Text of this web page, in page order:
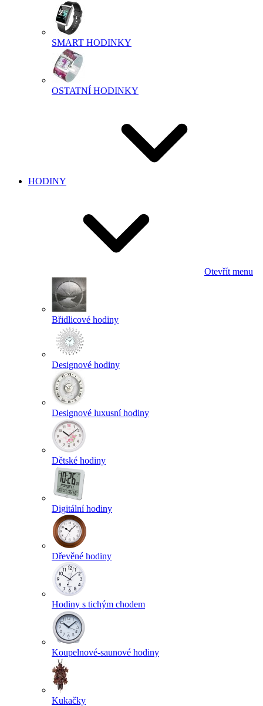
SMART HODINKY
OSTATNÍ HODINKY
HODINY
Otevřít menu
Břidlicové hodiny
Designové hodiny
Designové luxusní hodiny
Dětské hodiny
Digitální hodiny
Dřevěné hodiny
Hodiny s tichým chodem
Koupelnové-saunové hodiny
Kukačky